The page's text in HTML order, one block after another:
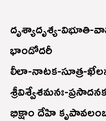
దృశ్యాదృశ్య-విభూతి-
భాండోదరీ
లీలా-నాటక-సూత్ర-
శ్రీవిశ్వేశమనః-
భిక్షాం దేహి